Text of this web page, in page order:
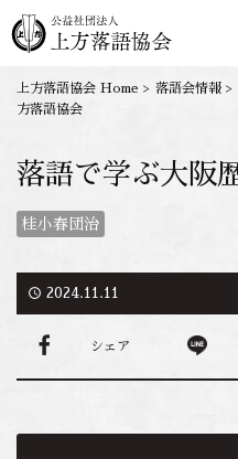
上方落語協会 Home > 落語会情報 >
方落語協会
落語で学ぶ大阪
桂小春団治
access_time 2024.11.11
シェア